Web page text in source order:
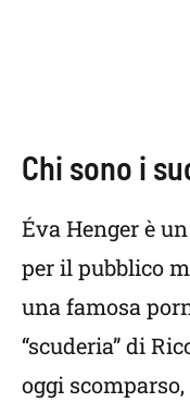
Chi sono i
Éva Henger è
per il pubblico
una famosa
“scuderia” di
oggi